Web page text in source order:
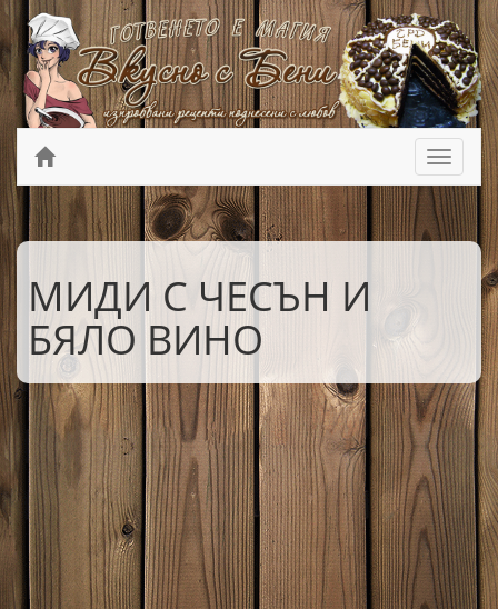
МИДИ С ЧЕСЪН И
БЯЛО ВИНО